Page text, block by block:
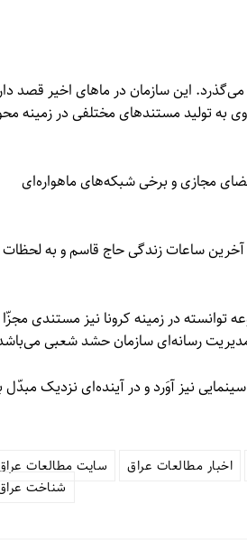
این سازمان در ماهای اخیر قصد
روی به تولید مستندهای مختلفی در زمینه
مجازی و برخی شبکه‌های ماهواره‌ای
ساعات زندگی حاج قاسم و به لحظات
توانسته در زمینه کرونا نیز مستندی
نیز آوَرد و در آینده‌ای نزدیک مبدّل
اخبار مطالعات عراق
سایت مطالعات
شناخت